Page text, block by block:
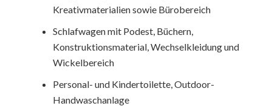
Kreativmaterialien sowie Bürobereich
Schlafwagen mit Podest, Büchern,
Konstruktionsmaterial, Wechselkleidung und
Wickelbereich
Personal- und Kindertoilette, Outdoor-
Handwaschanlage